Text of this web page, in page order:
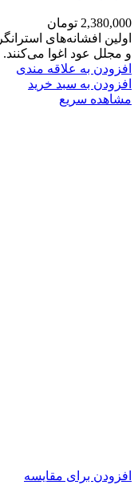
2,380,000 تومان
اولین افشانه‌های
و مجلل عود اغوا
افزودن به علاقه مندی
افزودن به سبد خرید
مشاهده سریع
افزودن برای مقایسه